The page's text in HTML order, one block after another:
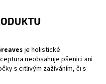
je holistické
neobsahuje pšenici ani
s citlivým zažíváním, či s